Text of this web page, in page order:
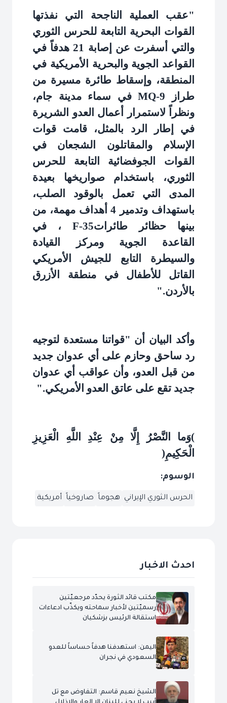
"عقب العملية الناجحة التي نفذتها
القوات البحرية التابعة للحرس الثوري
والتي أسفرت عن إصابة 21 هدفاً في
القواعد الجوية والبحرية الأمريكية في
المنطقة، وإسقاط طائرة مسيرة من
طراز
MQ-9في سماء مدينة جام،
ونظراً لاستمرار أعمال العدو الشريرة
في إطار الرد بالمثل، قامت قوات
الإسلام والمقاتلون الشجعان في
القوات الجوفضائية التابعة للحرس
الثوري، باستخدام صواريخها بعيدة
المدى التي تعمل بالوقود الصلب،
باستهداف وتدمير 4 أهداف مهمة، من
بينها حظائر طائراتF-35 ، في
القاعدة الجوية ومركز القيادة
والسيطرة التابع للجيش الأمريكي
القاتل للأطفال في منطقة الأزرق
بالأردن".
وأكد البيان أن "قواتنا مستعدة لتوجيه
رد ساحق وحازم على أي عدوان جديد
من قبل العدو، وأن عواقب أي عدوان
جديد تقع على عاتق العدو الأمريكي".
(وَما النَّصْرُ إِلَّا مِنْ عِنْدِ اللَّهِ الْعَزِيزِ
الْحَكِيمِ)
الوسوم:
الحرس الثوري الإيراني هجوماً صاروخياً أمريكية
احدث الاخبار
مكتب قائد الثورة يحدّد مرجعيّتين
رسميّتين لأخبار سماحته ويكذّب ادعاءات
استقالة الرئيس بزشكيان
اليمن: استهدفنا هدفاً حساساً للعدو
السعودي في نجران
الشيخ نعيم قاسم: التفاوض مع تل